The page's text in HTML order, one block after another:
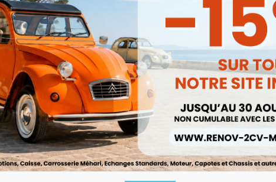
Excentrique De Frein Pour Bas De
Machoire Avant 2cv Méhari Dyane
200/220 LOT DE 4
Ref :003791
9,00 €
Prix public :7,65 €
7,65 €
-15%
Aperçu rapide
FREIN AVANT A DISQUES
Aperçu rapide